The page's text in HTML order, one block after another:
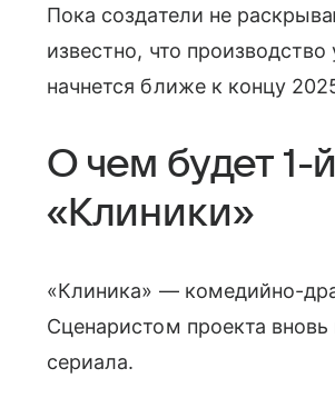
Пока создатели не
известно, что
начнется ближе к концу
О чем будет 1-
«Клиники»
«Клиника» — комедийно-
Сценаристом проекта
сериала.